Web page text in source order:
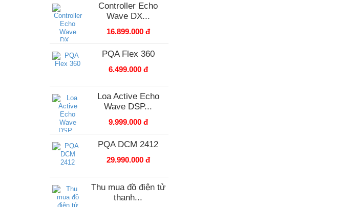
Controller Echo
Wave DX...
16.899.000 đ
PQA Flex 360
6.499.000 đ
Loa Active Echo
Wave DSP...
9.999.000 đ
PQA DCM 2412
29.990.000 đ
Thu mua đồ điện tử
thanh...